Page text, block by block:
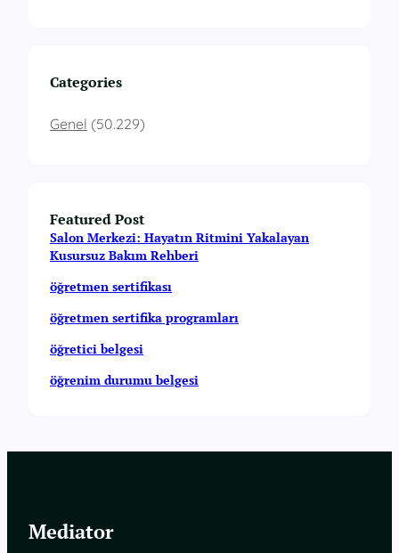
Categories
Genel (50.229)
Featured Post
Salon Merkezi: Hayatın Ritmini Yakalayan
Kusursuz Bakım Rehberi
öğretmen sertifikası
öğretmen sertifika programları
öğretici belgesi
öğrenim durumu belgesi
Mediator